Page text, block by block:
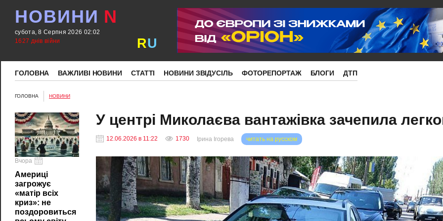
НОВИНИ N
субота, 8 Серпня 2026 02:02
1627 днів війни
RU
ГОЛОВНА ВАЖЛИВІ НОВИНИ СТАТТІ НОВИНИ ЗВІДУСІЛЬ ФОТОРЕПОРТАЖ БЛОГИ ДТП
ГОЛОВНА НОВИНИ
Вчора
Америці
загрожує
«матір всіх
криз»: не
поздоровиться
У центрі Миколаєва вантажівка зачепила
12.06.2026 в 11:22 1730 читать на русском
Ірина Ігорева